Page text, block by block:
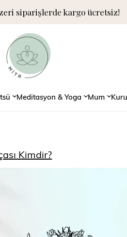
siparişlerde kargo ücretsiz!
Meditasyon & Yoga Mum
Kimdir?